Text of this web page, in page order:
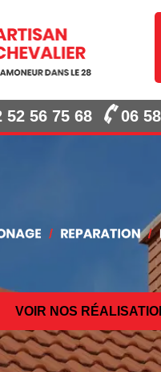
52 56 75 68 06
VOIR NOS